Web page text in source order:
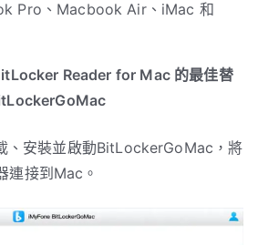
Pro、Macbook Air、iMac 和
Reader for Mac 的最佳替
、安裝並啟動BitLockerGoMac，將
連接到Mac。